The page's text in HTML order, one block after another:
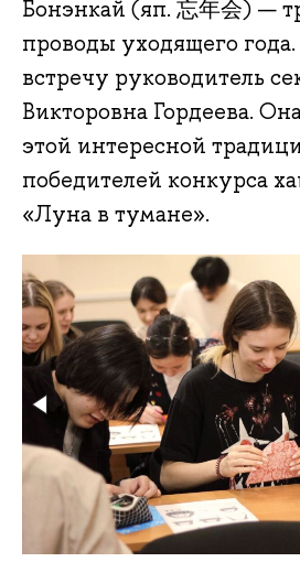
Бонэнкай (яп. 忘年会) —
проводы уходящего
встречу руководитель
Викторовна Гордеева.
этой интересной
победителей конкурса
«Луна в тумане».